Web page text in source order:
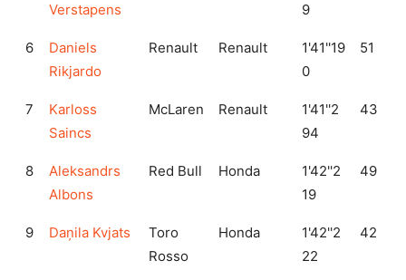
Verstapens
9
6
Daniels
Rikjardo
Renault Renault
1'41''19
0
51
7
Karloss
Saincs
McLaren Renault
1'41''2
94
43
8
Aleksandrs
Albons
Red Bull Honda
1'42''2
19
49
9 Daņila Kvjats
Toro
Rosso
Honda
1'42''2
22
42